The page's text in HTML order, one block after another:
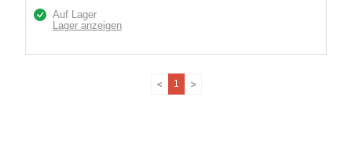
Auf Lager
Lager anzeigen
1